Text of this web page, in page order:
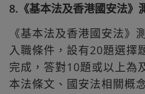
8.《基本法及香港國安法》
《基本法及香港國安法》
入職條件，設有20題選擇
完成，答對10題或以上為
本法條文、國安法相關概